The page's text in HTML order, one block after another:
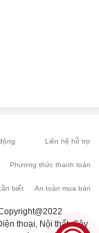
Liên hệ hỗ trợ
Phương thức thanh toán
biết An toàn mua bán
thoại, Nội thất, Cây